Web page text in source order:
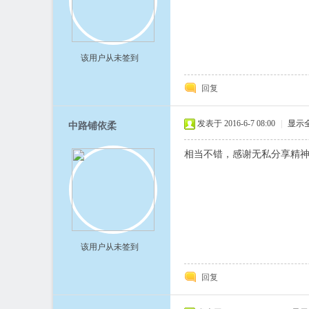
该用户从未签到
回复
中路铺依柔
该用户从未签到
发表于 2016-6-7 08:00 显示
相当不错，感谢无私分享精神
回复